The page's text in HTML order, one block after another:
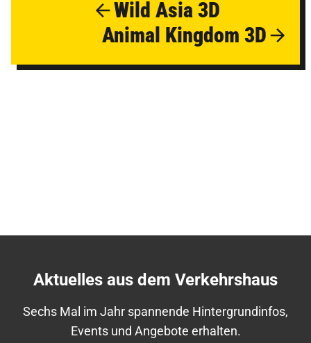
Wild Asia 3D
Animal Kingdom 3D
Aktuelles aus dem Verkehrshaus
Sechs Mal im Jahr spannende Hintergrundinfos,
Events und Angebote erhalten.